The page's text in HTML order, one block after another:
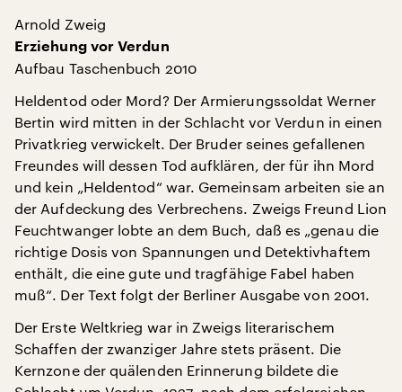
Arnold Zweig
Erziehung vor Verdun
Aufbau Taschenbuch 2010
Heldentod oder Mord? Der Armierungssoldat Werner
Bertin wird mitten in der Schlacht vor Verdun in einen
Privatkrieg verwickelt. Der Bruder seines gefallenen
Freundes will dessen Tod aufklären, der für ihn Mord
und kein „Heldentod“ war. Gemeinsam arbeiten sie an
der Aufdeckung des Verbrechens. Zweigs Freund Lion
Feuchtwanger lobte an dem Buch, daß es „genau die
richtige Dosis von Spannungen und Detektivhaftem
enthält, die eine gute und tragfähige Fabel haben
muß“. Der Text folgt der Berliner Ausgabe von 2001.
Der Erste Weltkrieg war in Zweigs literarischem
Schaffen der zwanziger Jahre stets präsent. Die
Kernzone der quälenden Erinnerung bildete die